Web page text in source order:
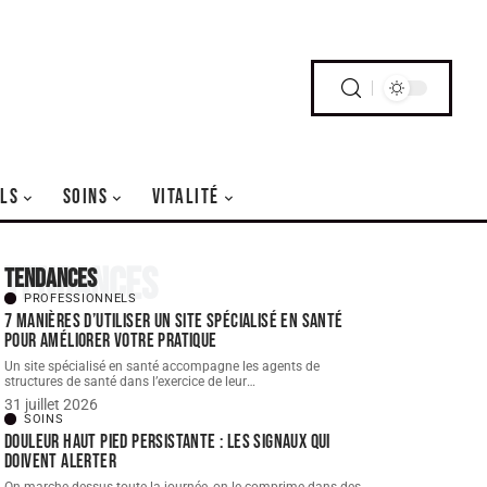
SOINS VITALITÉ
Tendances
Tendances
PROFESSIONNELS
7 manières d’utiliser un site spécialisé en santé
pour améliorer votre pratique
Un site spécialisé en santé accompagne les agents de
structures de santé dans l’exercice de leur…
31 juillet 2026
SOINS
Douleur haut pied persistante : les signaux qui
doivent alerter